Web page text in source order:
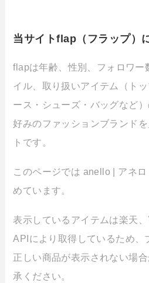
当サイトflap（フラップ）
flapは年齢、性別、フォロワー
イル、取り扱いアイテム（ト
ース・シューズ・バッグなど
好みのファッションブランド
トです。
このページでは anello | アネ
めています。
表示しているアイテムは楽天
APIにより取得しているため、
正しい商品が表示されない場
承ください。